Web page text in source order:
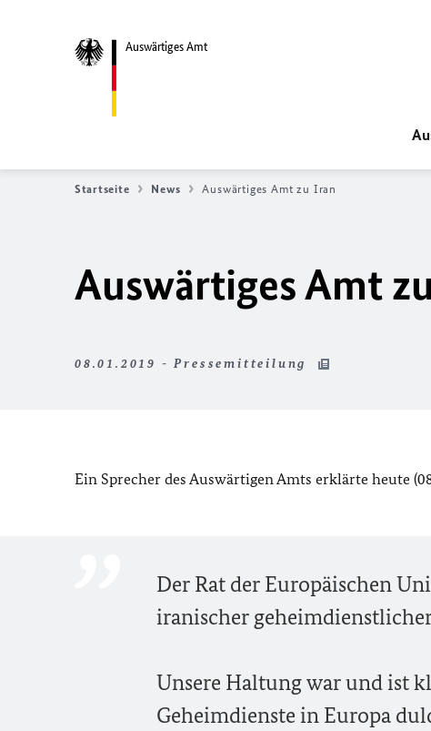
Auswärtiges Amt
Startseite News Auswärtiges Amt zu Iran
Auswärtiges Amt
08.01.2019 - Pressemitteilung
Ein Sprecher des Auswärtigen Amts erklärte heute
Der Rat der Europäischen
iranischer
Unsere Haltung war und ist
Geheimdienste in Europa